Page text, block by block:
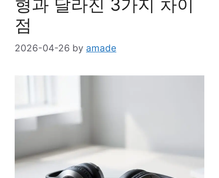
형과 달라진 3가지 차이
점
2026-04-26 by amade